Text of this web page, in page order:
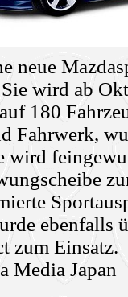
neue
wird ab
180
Fahrwerk,
wird
ebenfalls
zum Einsatz.
Media Japan